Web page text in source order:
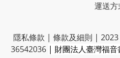
運送方
隱私條款 | 條款及細則 |
36542036 | 財團法人臺灣福